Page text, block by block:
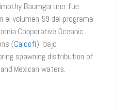
Baumgartner fue
el volumen 59 del programa
Cooperative Oceanic
(Calcofi), bajo
spawning distribution of
Mexican waters.